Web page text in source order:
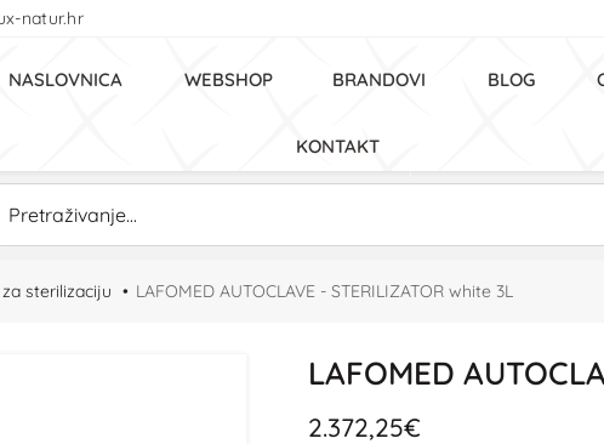
natur.hr
NASLOVNICA WEBSHOP BRANDOVI BLOG
KONTAKT
sterilizaciju LAFOMED AUTOCLAVE - STERILIZATOR white 3L
LAFOMED
2.372,25€